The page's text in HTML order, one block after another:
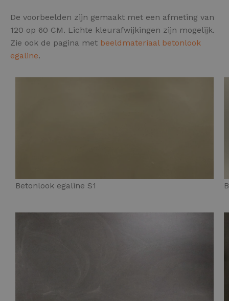
De voorbeelden zijn gemaakt met een afmeting van
120 op 60 CM. Lichte kleurafwijkingen zijn mogelijk.
Zie ook de pagina met beeldmateriaal betonlook
egaline.
Betonlook egaline S1